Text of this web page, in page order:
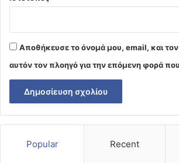
Αποθήκευσε το όνομά μου, email, και
αυτόν τον πλοηγό για την επόμενη φορά
Popular Recent